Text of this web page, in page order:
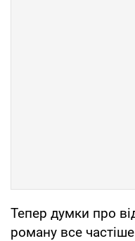
Тепер думки про
роману все